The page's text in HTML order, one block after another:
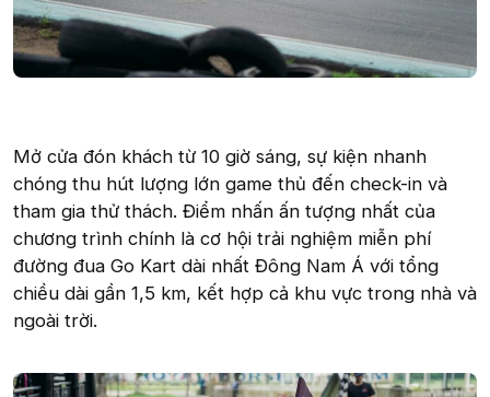
Mở cửa đón khách từ 10 giờ sáng, sự kiện nhanh
chóng thu hút lượng lớn game thủ đến check-in và
tham gia thử thách. Điểm nhấn ấn tượng nhất của
chương trình chính là cơ hội trải nghiệm miễn phí
đường đua Go Kart dài nhất Đông Nam Á với tổng
chiều dài gần 1,5 km, kết hợp cả khu vực trong nhà và
ngoài trời.